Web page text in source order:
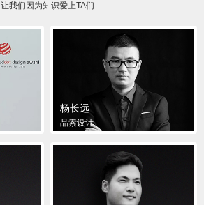
让我们因为知识爱上TA们
杨长远
品索设计